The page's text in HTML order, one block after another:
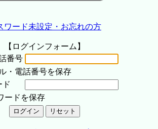
ワード未設定・お忘れの方
【ログインフォーム】
番号
・電話番号を保存
ド
ードを保存